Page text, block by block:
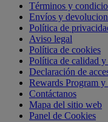
Términos y
Envíos y
Política de
Aviso legal
Política de cookies
Política de calidad
Declaración de
Rewards Program
Contáctanos
Mapa del sitio web
Panel de Cookies